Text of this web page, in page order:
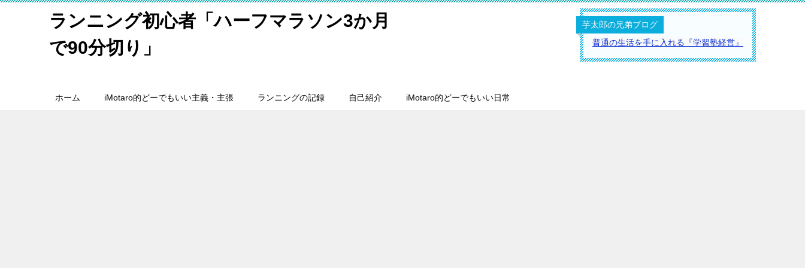
ランニング初心者「ハーフマラソン3か月
で90分切り」
芋太郎の兄弟ブログ
普通の生活を手に入れる『学習塾経営』
ホーム iMotaro的どーでもいい主義・主張 ランニングの記録 自己紹介 iMotaro的どーでもいい日常